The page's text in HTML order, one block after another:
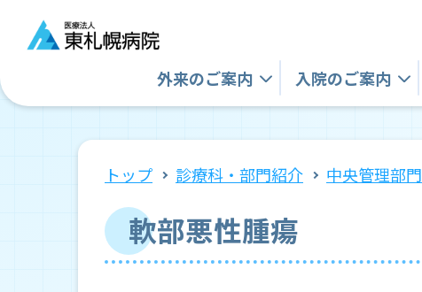
外来のご案内 入院のご案内
トップ 診療科・部門紹介 中央管理部門
軟部悪性腫瘍